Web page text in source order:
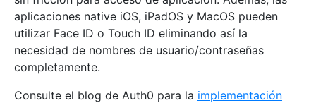
aplicaciones native iOS, iPadOS y MacOS pueden
utilizar Face ID o Touch ID eliminando así la
necesidad de nombres de usuario/contraseñas
completamente.
Consulte el blog de Auth0 para la implementación